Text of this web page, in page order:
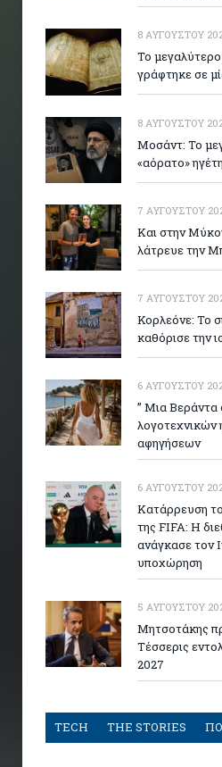
8 ΑΥΓΟΎΣΤΟΥ
Το
γράφτηκε σε
8 ΑΥΓΟΎΣΤΟΥ
Μοσάντ: Το
«αόρατο»
7 ΑΥΓΟΎΣΤΟΥ
Και στην
λάτρευε την
7 ΑΥΓΟΎΣΤΟΥ
Κορλεόνε: Το
καθόρισε την
6 ΑΥΓΟΎΣΤΟΥ
” Μια Βεράντα
λογοτεχνικών
αφηγήσεων
6 ΑΥΓΟΎΣΤΟΥ
Κατάρρευση
της FIFA: Η
ανάγκασε τον
υποχώρηση
5 ΑΥΓΟΎΣΤΟΥ
Μητσοτάκης
Τέσσερις
2027
TECH THE STORIES